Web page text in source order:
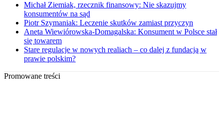
Michał Ziemiak, rzecznik finansowy: Nie skazujmy
konsumentów na sąd
Piotr Szymaniak: Leczenie skutków zamiast przyczyn
Aneta Wiewiórowska-Domagalska: Konsument w Polsce stał
się towarem
Stare regulacje w nowych realiach – co dalej z fundacją w
prawie polskim?
Promowane treści